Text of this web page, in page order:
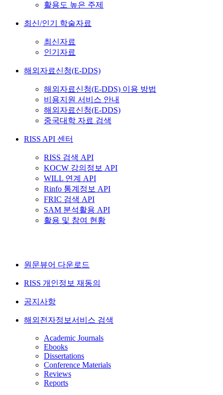
활용도 높은 주제
최신/인기 학술자료
최신자료
인기자료
해외자료신청(E-DDS)
해외자료신청(E-DDS) 이용 방법
비용지원 서비스 안내
해외자료신청(E-DDS)
중국대학 자료 검색
RISS API 센터
RISS 검색 API
KOCW 강의정보 API
WILL 연계 API
Rinfo 통계정보 API
FRIC 검색 API
SAM 분석활용 API
활용 및 참여 현황
원문뷰어 다운로드
RISS 개인정보 재동의
공지사항
해외전자정보서비스 검색
Academic Journals
Ebooks
Dissertations
Conference Materials
Reviews
Reports